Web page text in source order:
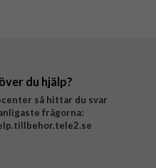
du hjälp?
så hittar du svar
frågorna: